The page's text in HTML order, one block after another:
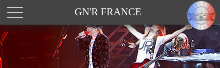
GN'R FRANCE